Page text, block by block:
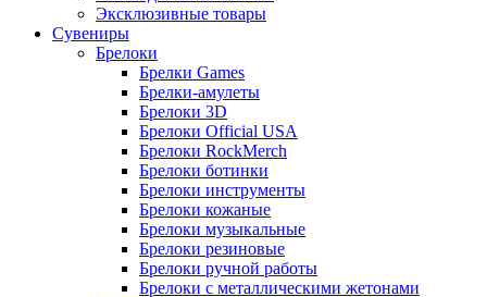
Эксклюзивные товары
Сувениры
Брелоки
Брелки Games
Брелки-амулеты
Брелоки 3D
Брелоки Official USA
Брелоки RockMerch
Брелоки ботинки
Брелоки инструменты
Брелоки кожаные
Брелоки музыкальные
Брелоки резиновые
Брелоки ручной работы
Брелоки с металлическими жетонами